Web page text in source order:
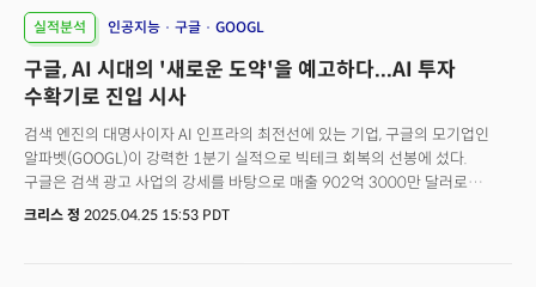
실적분석 인공지능 구글 GOOGL
구글, AI 시대의 '새로운 도약'을 예고하다...AI 투자
수확기로 진입 시사
검색 엔진의 대명사이자 AI 인프라의 최전선에 있는 기업, 구글의 모기업인
알파벳(GOOGL)이 강력한 1분기 실적으로 빅테크 회복의 선봉에 섰다.
구글은 검색 광고 사업의 강세를 바탕으로 매출 902억 3000만 달러로
월가의 예상치였던 891억 달러를 상회했고 주당순이익(EPS) 역시
크리스 정 2025.04.25 15:53 PDT